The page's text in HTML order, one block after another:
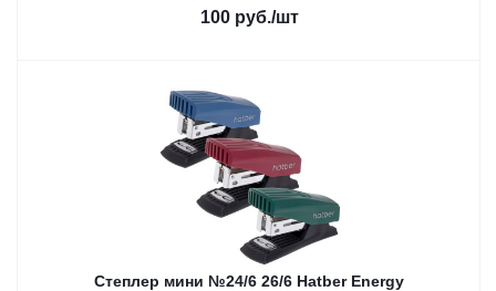
100руб./шт
Степлер мини №24/6 26/6 Hatber Energy